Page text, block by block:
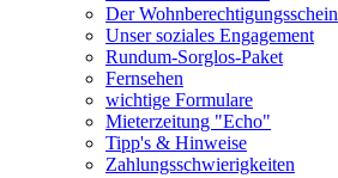
Der Wohnberechtigungsschein
Unser soziales Engagement
Rundum-Sorglos-Paket
Fernsehen
wichtige Formulare
Mieterzeitung "Echo"
Tipp's & Hinweise
Zahlungsschwierigkeiten